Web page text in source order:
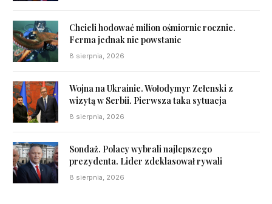
Chcieli hodować milion ośmiornic rocznie.
Ferma jednak nie powstanie
8 sierpnia, 2026
Wojna na Ukrainie. Wołodymyr Zełenski z
wizytą w Serbii. Pierwsza taka sytuacja
8 sierpnia, 2026
Sondaż. Polacy wybrali najlepszego
prezydenta. Lider zdeklasował rywali
8 sierpnia, 2026